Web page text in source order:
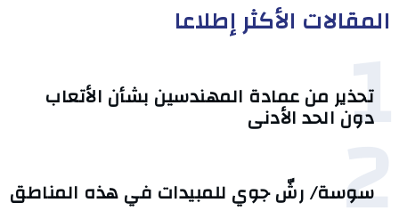
المقالات الأكثر إطلاعا
1
تحذير من عمادة المهندسين بشأن الأتعاب
دون الحد الأدنى
2
سوسة/ رشّ جوي للمبيدات في هذه المناطق